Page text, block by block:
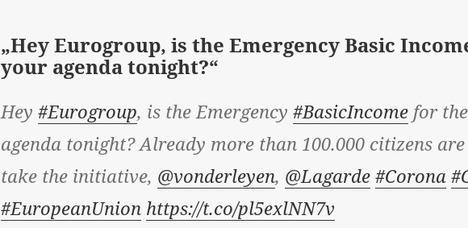
„Hey Eurogroup, is the Emergency Basic
your agenda tonight?“
Hey#Eurogroup, is the Emergency#BasicIncome for
agenda tonight? Already more than 100.000 citizens
take the initiative, @vonderleyen, @Lagarde #Corona
#EuropeanUnion https://t.co/pl5exlNN7v